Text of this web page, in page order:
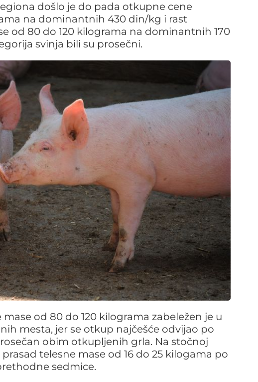
došlo je do pada otkupne cene
na dominantnih 430 din/kg i rast
od 80 do 120 kilograma na dominantnih 170
svinja bili su prosečni.
od 80 do 120 kilograma zabeležen je u
mesta, jer se otkup najčešće odvijao po
obim otkupljenih grla. Na stočnoj
telesne mase od 16 do 25 kilogama po
sedmice.